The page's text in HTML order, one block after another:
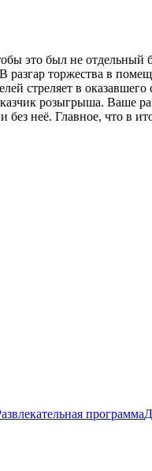
это был не
торжества в
стреляет в
розыгрыша. Ваше
без неё. Главное, что в
программа